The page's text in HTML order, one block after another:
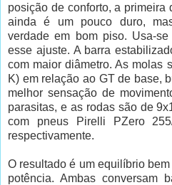
posição de conforto, a primeira
ainda é um pouco duro,
verdade em bom piso. Usa-
esse ajuste. A barra
com maior diâmetro. As molas
K) em relação ao GT de base,
melhor sensação de
parasitas, e as rodas são de
com pneus Pirelli PZero
respectivamente.
O resultado é um equilíbrio
potência. Ambas conversam